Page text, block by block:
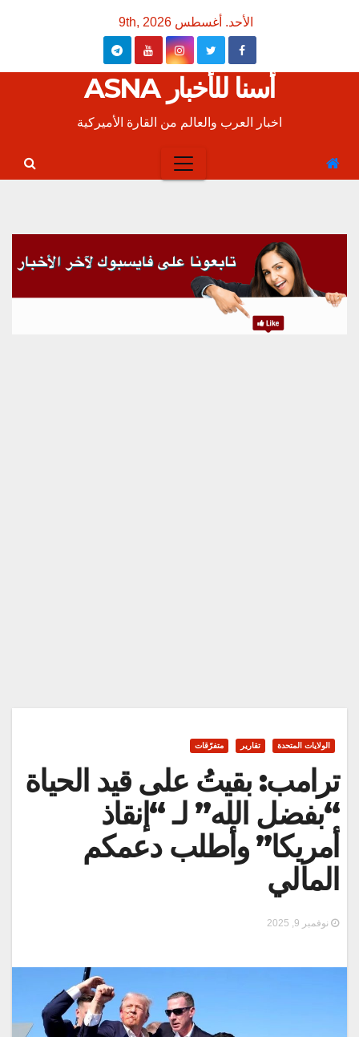
الأحد. أغسطس 9th, 2026
أسنا للأخبار ASNA
اخبار العرب والعالم من القارة الأميركية
الولايات المتحدة تقارير متفرّقات
ترامب: بقيتُ على قيد الحياة
“بفضل الله” لـ “إنقاذ
أمريكا” وأطلب دعمكم
المالي
نوفمبر 9, 2025